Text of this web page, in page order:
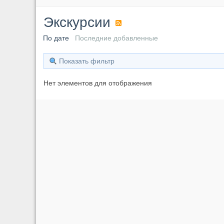
Экскурсии
По дате Последние добавленные
Показать фильтр
Нет элементов для отображения